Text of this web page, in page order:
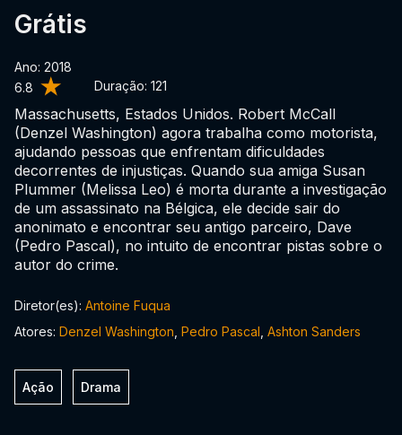
6.8 Duração: 121
Grátis
Ano: 2018
Massachusetts, Estados Unidos. Robert McCall
(Denzel Washington) agora trabalha como motorista,
ajudando pessoas que enfrentam dificuldades
decorrentes de injustiças. Quando sua amiga Susan
Plummer (Melissa Leo) é morta durante a investigação
de um assassinato na Bélgica, ele decide sair do
anonimato e encontrar seu antigo parceiro, Dave
(Pedro Pascal), no intuito de encontrar pistas sobre o
autor do crime.
Diretor(es): Antoine Fuqua
Atores: Denzel Washington Pedro Pascal Ashton Sanders
Ação Drama